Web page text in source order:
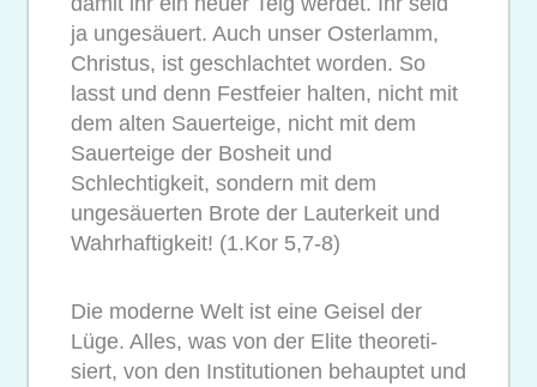
ja ungesäuert. Auch unser Osterlamm,
Christus, ist geschlachtet worden. So
lasst und denn Festfeier halten, nicht mit
dem alten Sauerteige, nicht mit dem
Sauerteige der Bosheit und
Schlechtigkeit, sondern mit dem
ungesäuerten Brote der Lauterkeit und
Wahrhaftigkeit! (1.Kor 5,7-8)
Die moderne Welt ist eine Geisel der
Lüge. Alles, was von der Elite theoreti-
siert, von den Institutionen behauptet und